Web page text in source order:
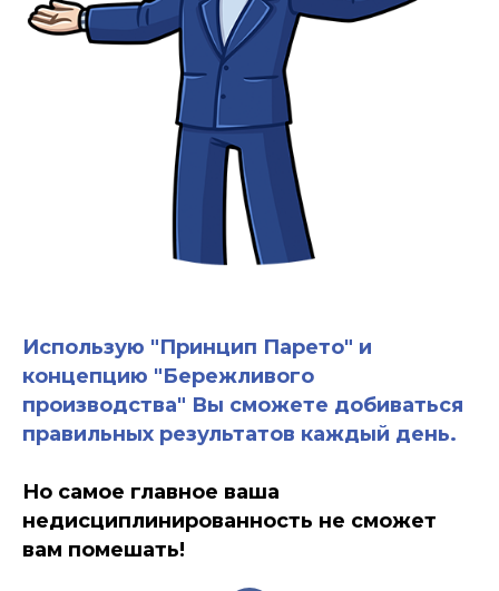
Использую "Принцип Парето" и
концепцию "Бережливого
производства" Вы сможете добиваться
правильных результатов каждый день.
Но самое главное ваша
недисциплинированность не сможет
вам помешать!